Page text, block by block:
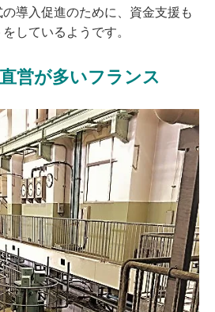
導入促進のために、資金支援も
しているようです。
営が多いフランス